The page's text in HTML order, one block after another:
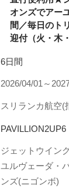
オンズでアー
間／毎日のト
迎付（火・木
6日間
2026/04/01～
スリランカ航空(
PAVILLION2UP6
ジェットウイン
ユルヴェーダ・
ンズ(ニゴンボ)